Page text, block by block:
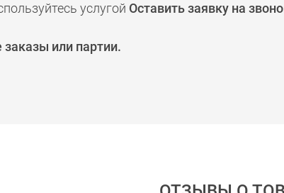
услугой Оставить заявку на
заказы или партии.